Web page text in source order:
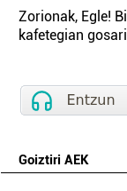
Zorionak, Egle!
kafetegian
Goiztiri AEK